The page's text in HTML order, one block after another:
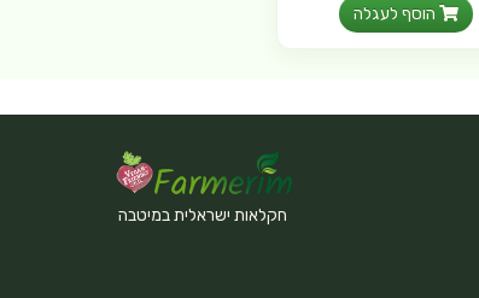
הוסף לעגלה
חקלאות ישראלית במיטבה